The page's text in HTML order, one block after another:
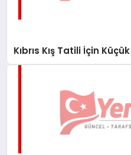
Kıbrıs Kış Tatili İçin